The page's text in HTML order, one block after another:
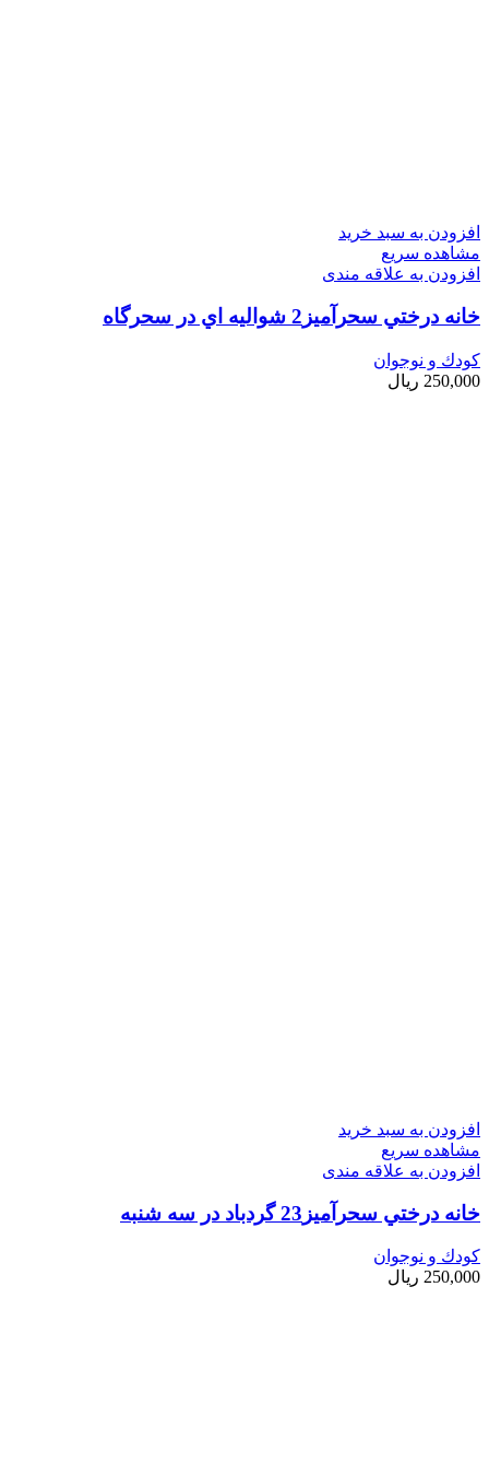
افزودن به سبد خرید
مشاهده سریع
افزودن به علاقه مندی
خانه درختي سحرآميز2 شواليه اي در سحرگاه
کودك و نوجوان
250,000 ریال
افزودن به سبد خرید
مشاهده سریع
افزودن به علاقه مندی
خانه درختي سحرآميز23 گردباد در سه شنبه
کودك و نوجوان
250,000 ریال